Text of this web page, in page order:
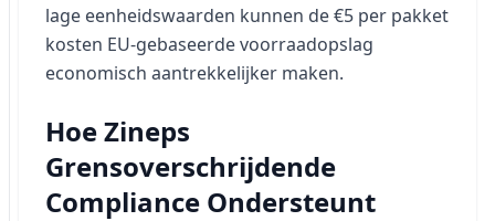
lage eenheidswaarden kunnen de €5 per pakket
kosten EU-gebaseerde voorraadopslag
economisch aantrekkelijker maken.
Hoe Zineps
Grensoverschrijdende
Compliance Ondersteunt